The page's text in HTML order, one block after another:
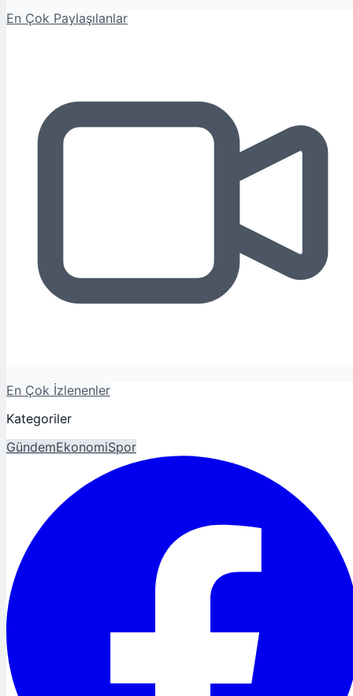
En Çok Paylaşılanlar
En Çok İzlenenler
Kategoriler
GündemEkonomiSpor